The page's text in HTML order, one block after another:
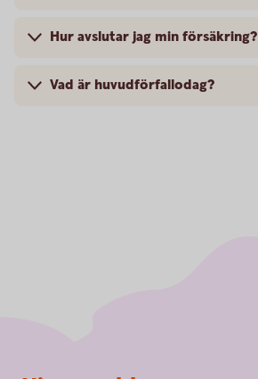
Hur avslutar jag min försäkring?
Vad är huvudförfallodag?